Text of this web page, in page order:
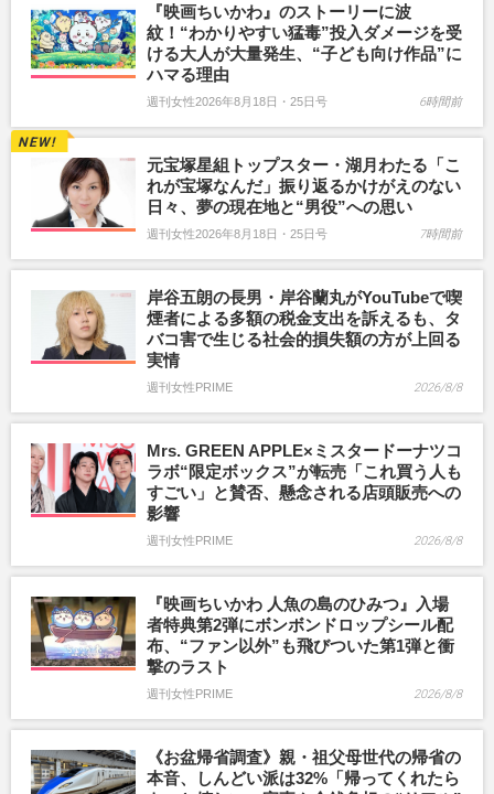
『映画ちいかわ』のストーリーに波
紋！“わかりやすい猛毒”投入ダメージを受
ける大人が大量発生、“子ども向け作品”に
ハマる理由
週刊女性2026年8月18日・25日号 6時間前
元宝塚星組トップスター・湖月わたる「こ
れが宝塚なんだ」振り返るかけがえのない
日々、夢の現在地と“男役”への思い
週刊女性2026年8月18日・25日号 7時間前
岸谷五朗の長男・岸谷蘭丸がYouTubeで喫
煙者による多額の税金支出を訴えるも、タ
バコ害で生じる社会的損失額の方が上回る
実情
週刊女性PRIME 2026/8/8
Mrs. GREEN APPLE×ミスタードーナツコ
ラボ“限定ボックス”が転売「これ買う人も
すごい」と賛否、懸念される店頭販売への
影響
週刊女性PRIME 2026/8/8
『映画ちいかわ 人魚の島のひみつ』入場
者特典第2弾にボンボンドロップシール配
布、“ファン以外”も飛びついた第1弾と衝
撃のラスト
週刊女性PRIME 2026/8/8
《お盆帰省調査》親・祖父母世代の帰省の
本音、しんどい派は32%「帰ってくれたら